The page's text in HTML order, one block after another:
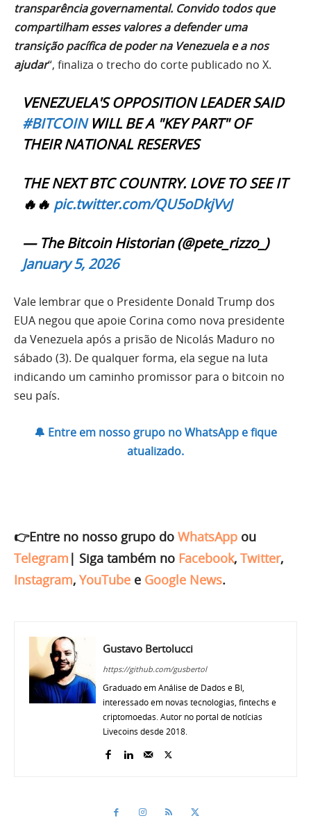
transparência governamental. Convido todos que
compartilham esses valores a defender uma
transição pacífica de poder na Venezuela e a nos
ajudar“, finaliza o trecho do corte publicado no X.
VENEZUELA'S OPPOSITION LEADER SAID
#BITCOINWILL BE A "KEY PART" OF
THEIR NATIONAL RESERVES
THE NEXT BTC COUNTRY. LOVE TO SEE IT
🔥🔥 pic.twitter.com/QU5oDkjVvJ
— The Bitcoin Historian (@pete_rizzo_)
January 5, 2026
Vale lembrar que o Presidente Donald Trump dos
EUA negou que apoie Corina como nova presidente
da Venezuela após a prisão de Nicolás Maduro no
sábado (3). De qualquer forma, ela segue na luta
indicando um caminho promissor para o bitcoin no
seu país.
🔔 Entre em nosso grupo no WhatsApp e fique
atualizado.
👉Entre no nosso grupo do WhatsApp ou
Telegram | Siga também no Facebook, Twitter,
Instagram, YouTube e Google News.
Gustavo Bertolucci
https://github.com/gusbertol
Graduado em Análise de Dados e BI,
interessado em novas tecnologias, fintechs e
criptomoedas. Autor no portal de notícias
Livecoins desde 2018.